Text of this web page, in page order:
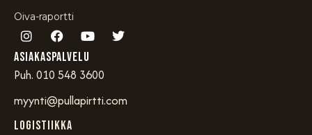
Oiva-raportti
Asiakaspalvelu
Puh. 010 548 3600
myynti@pullapirtti.com
Logistiikka